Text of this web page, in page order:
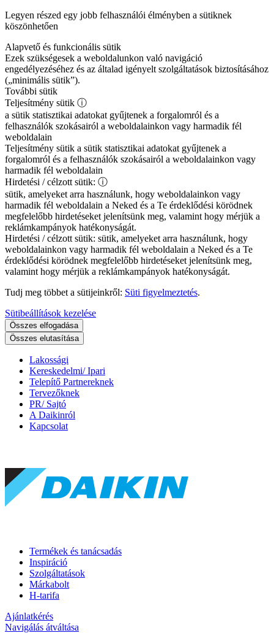
Legyen részed egy jobb felhasználói élményben a sütiknek
köszönhetően
Alapvető és funkcionális sütik
Ezek szükségesek a weboldalunkon való navigáció
engedélyezéséhez és az általad igényelt szolgáltatások biztosításához
(„minimális sütik”).
További sütik
Teljesítmény sütik ⓘ
a sütik statisztikai adatokat gyűjtenek a forgalomról és a
felhasználók szokásairól a weboldalainkon vagy harmadik fél
weboldalain
Teljesítmény sütik a sütik statisztikai adatokat gyűjtenek a
forgalomról és a felhasználók szokásairól a weboldalainkon vagy
harmadik fél weboldalain
Hirdetési / célzott sütik: ⓘ
sütik, amelyeket arra használunk, hogy weboldalainkon vagy
harmadik fél weboldalain a Neked és a Te érdeklődési körödnek
megfelelőbb hirdetéseket jelenítsünk meg, valamint hogy mérjük a
reklámkampányok hatékonyságát.
Hirdetési / célzott sütik: sütik, amelyeket arra használunk, hogy
weboldalainkon vagy harmadik fél weboldalain a Neked és a Te
érdeklődési körödnek megfelelőbb hirdetéseket jelenítsünk meg,
valamint hogy mérjük a reklámkampányok hatékonyságát.
Tudj meg többet a sütijeinkről: Süti figyelmeztetés.
Sütibeállítások kezelése
Összes elfogadása
Összes elutasítása
Lakossági
Kereskedelmi/ Ipari
Telepítő Partnereknek
Tervezőknek
PR/ Sajtó
A Daikinról
Kapcsolat
Termékek és tanácsadás
Inspiráció
Szolgáltatások
Márkabolt
H-tarifa
Ajánlatkérés
Navigálás átváltása